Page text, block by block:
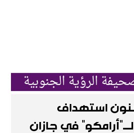
الرؤية الجنوبية
استهداف
في جازان